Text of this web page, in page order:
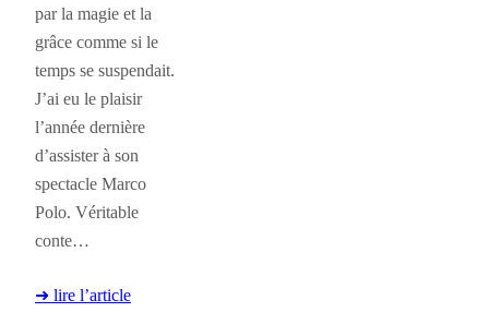
par la magie et la
grâce comme si le
temps se suspendait.
J’ai eu le plaisir
l’année dernière
d’assister à son
spectacle Marco
Polo. Véritable
conte…
➜ lire l’article